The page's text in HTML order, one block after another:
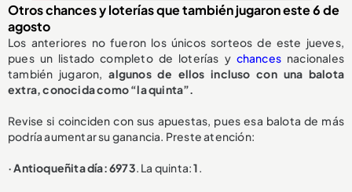
Otros chances y loterías que también jugaron este 6 de
agosto
Los anteriores no fueron los únicos sorteos de este jueves,
pues un listado completo de loterías y chances nacionales
también jugaron,algunos de ellos incluso con una balota
extra, conocida como “la quinta”.
Revise si coinciden con sus apuestas, pues esa balota de más
podría aumentar su ganancia. Preste atención:
· Antioqueñita día: 6973 . La quinta:1